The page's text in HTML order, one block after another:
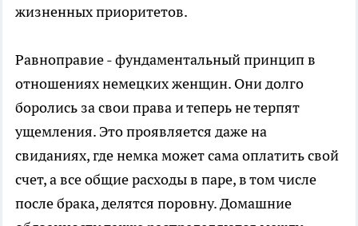
жизненных приоритетов.
Равноправие - фундаментальный принцип в
отношениях немецких женщин. Они долго
боролись за свои права и теперь не терпят
ущемления. Это проявляется даже на
свиданиях, где немка может сама оплатить свой
счет, а все общие расходы в паре, в том числе
после брака, делятся поровну. Домашние